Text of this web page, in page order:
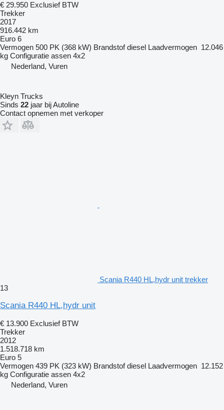
€ 29.950 Exclusief BTW
Trekker
2017
916.442 km
Euro 6
Vermogen 500 PK (368 kW) Brandstof diesel Laadvermogen 12.046
kg Configuratie assen 4x2
Nederland, Vuren
Kleyn Trucks
Sinds 22 jaar bij Autoline
Contact opnemen met verkoper
Scania R440 HL,hydr unit trekker
13
Scania R440 HL,hydr unit
€ 13.900 Exclusief BTW
Trekker
2012
1.518.718 km
Euro 5
Vermogen 439 PK (323 kW) Brandstof diesel Laadvermogen 12.152
kg Configuratie assen 4x2
Nederland, Vuren